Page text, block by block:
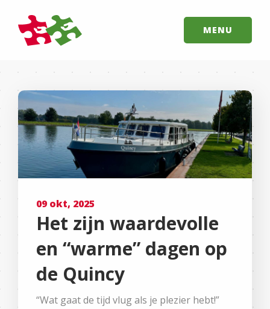
MENU
09 okt, 2025
Het zijn waardevolle
en “warme” dagen op
de Quincy
“Wat gaat de tijd vlug als je plezier hebt!”